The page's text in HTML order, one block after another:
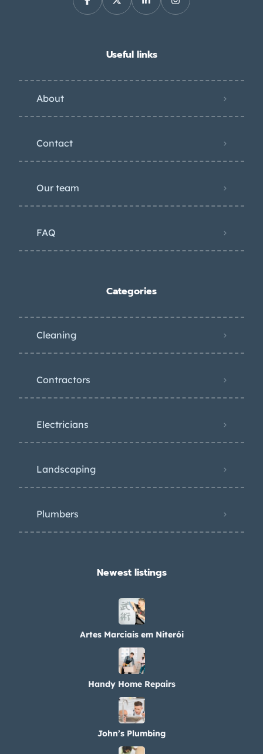
Useful links
About
Contact
Our team
FAQ
Categories
Cleaning
Contractors
Electricians
Landscaping
Plumbers
Newest listings​
Artes Marciais em Niterói
Handy Home Repairs
John’s Plumbing